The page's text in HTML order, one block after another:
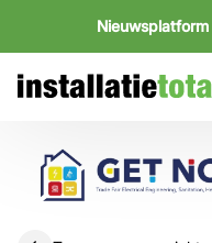
Nieuwsplatform